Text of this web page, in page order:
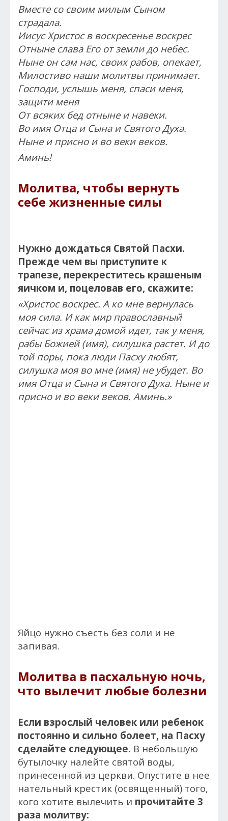
Вместе со своим милым Сыном
страдала.
Иисус Христос в воскресенье воскрес
Отныне слава Его от земли до небес.
Ныне он сам нас, своих рабов, опекает,
Милостиво наши молитвы принимает.
Господи, услышь меня, спаси меня,
защити меня
От всяких бед отныне и навеки.
Во имя Отца и Сына и Святого Духа.
Ныне и присно и во веки веков.
Аминь!
Молитва, чтобы вернуть
себе жизненные силы
Нужно дождаться Святой Пасхи.
Прежде чем вы приступите к
трапезе, перекреститесь крашеным
яичком и, поцеловав его, скажите:
«Христос воскрес. А ко мне вернулась
моя сила. И как мир православный
сейчас из храма домой идет, так у меня,
рабы Божией (имя), силушка растет. И до
той поры, пока люди Пасху любят,
силушка моя во мне (имя) не убудет. Во
имя Отца и Сына и Святого Духа. Ныне и
присно и во веки веков. Аминь.»
Яйцо нужно съесть без соли и не
запивая.
Молитва в пасхальную ночь,
что вылечит любые болезни
Если взрослый человек или ребенок
постоянно и сильно болеет, на Пасху
сделайте следующее. В небольшую
бутылочку налейте святой воды,
принесенной из церкви. Опустите в нее
нательный крестик (освященный) того,
кого хотите вылечить и прочитайте 3
раза молитву: